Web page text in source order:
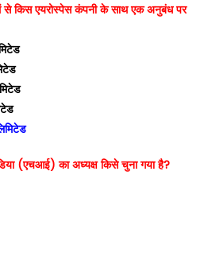
से किस एयरोस्पेस कंपनी के साथ एक अनुबंध पर
(एचआई) का अध्यक्ष किसे चुना गया है?